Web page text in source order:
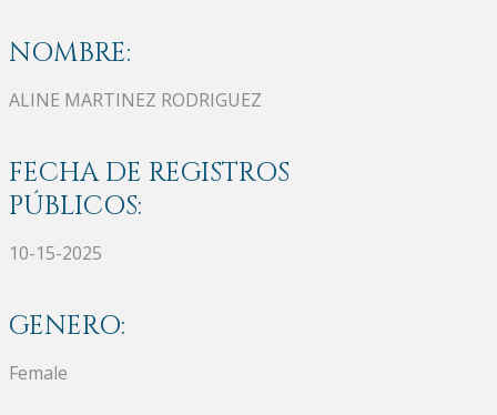
NOMBRE:
ALINE MARTINEZ RODRIGUEZ
FECHA DE REGISTROS
PÚBLICOS:
10-15-2025
GENERO:
Female